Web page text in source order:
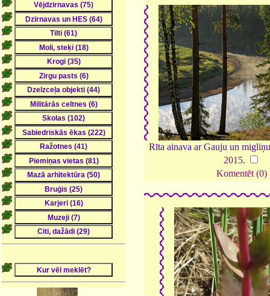
Rīta ainava ar Gauju un
2015.
Komentēt (0)